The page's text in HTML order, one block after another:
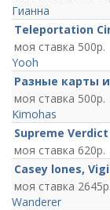
Гианна
Teleportation
500
Yooh
Разные карты
500
Kimohas
Supreme Verdict
620
Casey lones,
2645
Wanderer